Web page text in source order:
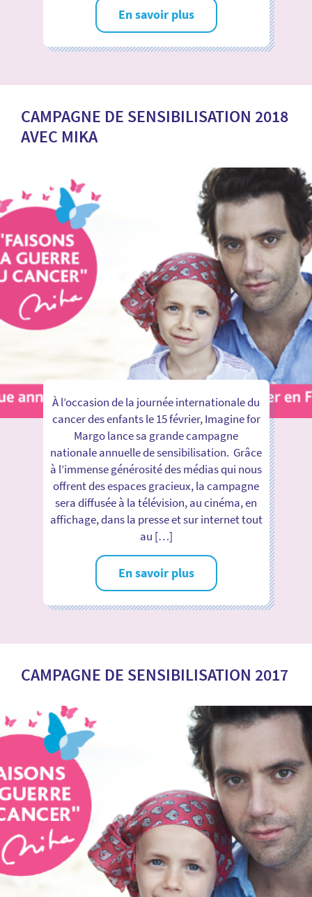
En savoir plus
CAMPAGNE DE SENSIBILISATION 2018
AVEC MIKA
À l’occasion de la journée internationale du
cancer des enfants le 15 février, Imagine for
Margo lance sa grande campagne
nationale annuelle de sensibilisation. Grâce
à l’immense générosité des médias qui nous
offrent des espaces gracieux, la campagne
sera diffusée à la télévision, au cinéma, en
affichage, dans la presse et sur internet tout
au […]
En savoir plus
CAMPAGNE DE SENSIBILISATION 2017